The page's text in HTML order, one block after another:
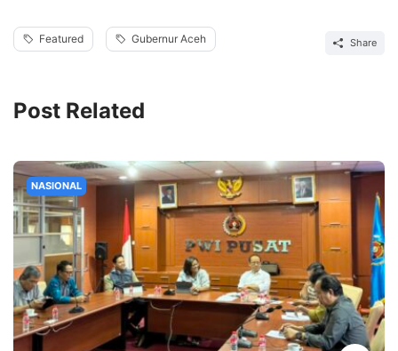
Featured Gubernur Aceh Share
Post Related
NASIONAL